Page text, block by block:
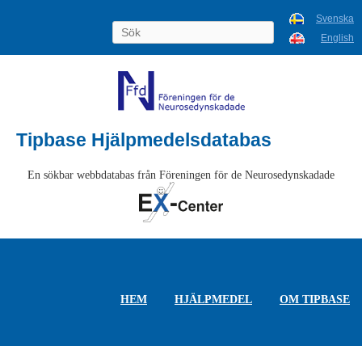
Svenska
English
Tipbase Hjälpmedelsdatabas
En sökbar webbdatabas från Föreningen för de Neurosedynskadade
HEM HJÄLPMEDEL OM TIPBASE